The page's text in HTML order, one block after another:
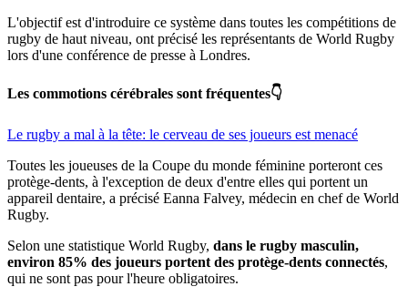
L'objectif est d'introduire ce système dans toutes les compétitions de
rugby de haut niveau, ont précisé les représentants de World Rugby
lors d'une conférence de presse à Londres.
Les commotions cérébrales sont fréquentes👇
Le rugby a mal à la tête: le cerveau de ses joueurs est menacé
Toutes les joueuses de la Coupe du monde féminine porteront ces
protège-dents, à l'exception de deux d'entre elles qui portent un
appareil dentaire, a précisé Eanna Falvey, médecin en chef de World
Rugby.
Selon une statistique World Rugby, dans le rugby masculin,
environ 85% des joueurs portent des protège-dents connectés,
qui ne sont pas pour l'heure obligatoires.